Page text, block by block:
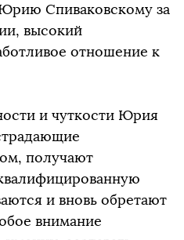
Спиваковскому за
высокий
отношение к
и чуткости Юрия
получают
и вновь обретают
внимание